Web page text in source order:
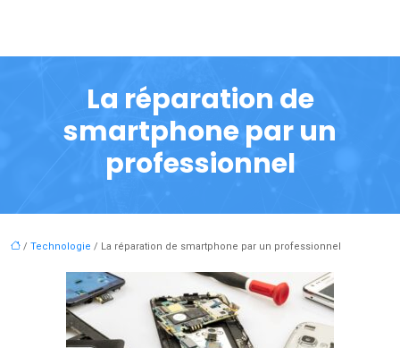
La réparation de
smartphone par un
professionnel
/ Technologie / La réparation de smartphone par un professionnel